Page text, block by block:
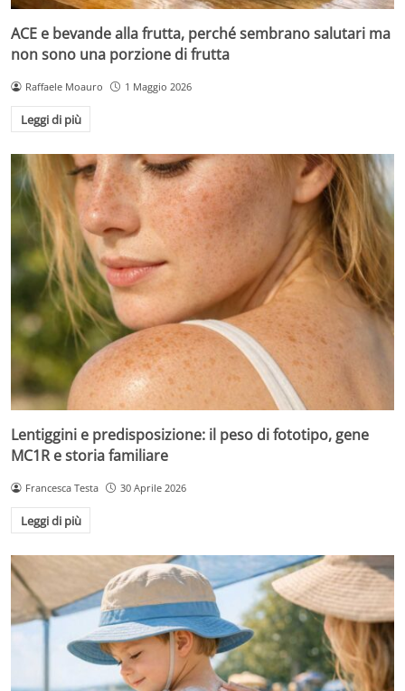
ACE e bevande alla frutta, perché sembrano salutari ma
non sono una porzione di frutta
Raffaele Moauro 1 Maggio 2026
Leggi di più
Lentiggini e predisposizione: il peso di fototipo, gene
MC1R e storia familiare
Francesca Testa 30 Aprile 2026
Leggi di più